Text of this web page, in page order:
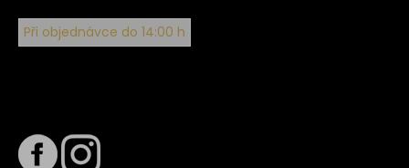
Při objednávce do 14:00 h